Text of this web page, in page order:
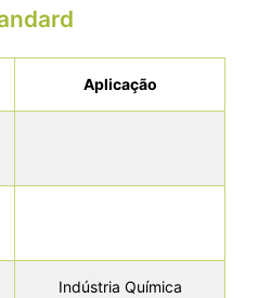
Aplicação
Indústria Química